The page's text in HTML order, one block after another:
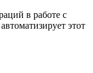
в работе с
этот